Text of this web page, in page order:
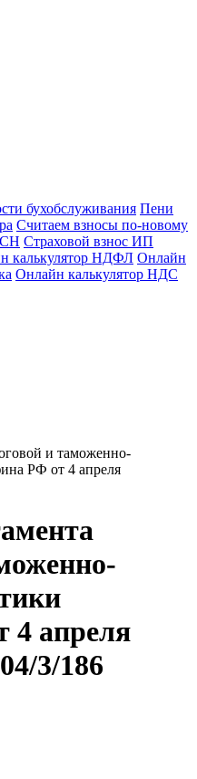
бухобслуживания Пени
Считаем взносы по-новому
Страховой взнос ИП
калькулятор НДФЛ Онлайн
Онлайн калькулятор НДС
и таможенно-
РФ от 4 апреля
апреля
3/186